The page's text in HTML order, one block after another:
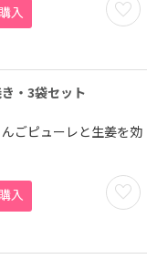
購入
・3袋セット
ごピューレと生姜を効
お気
購入